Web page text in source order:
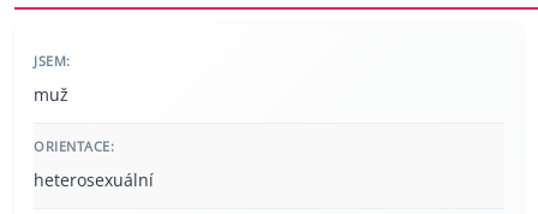
JSEM:
muž
ORIENTACE:
heterosexuální